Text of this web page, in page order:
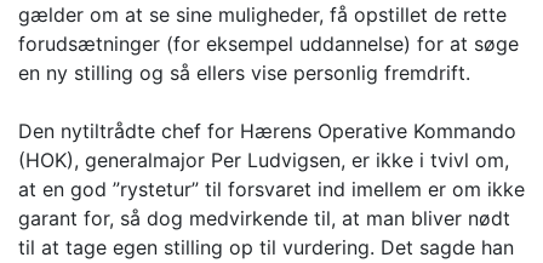
gælder om at se sine muligheder, få opstillet de rette
forudsætninger (for eksempel uddannelse) for at søge
en ny stilling og så ellers vise personlig fremdrift.
Den nytiltrådte chef for Hærens Operative Kommando
(HOK), generalmajor Per Ludvigsen, er ikke i tvivl om,
at en god ”rystetur” til forsvaret ind imellem er om ikke
garant for, så dog medvirkende til, at man bliver nødt
til at tage egen stilling op til vurdering. Det sagde han